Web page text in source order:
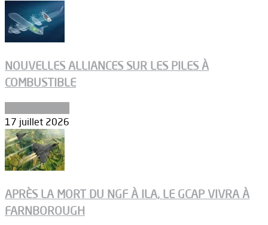
NOUVELLES ALLIANCES SUR LES PILES À
COMBUSTIBLE
17 juillet 2026
APRÈS LA MORT DU NGF À ILA, LE GCAP VIVRA À
FARNBOROUGH